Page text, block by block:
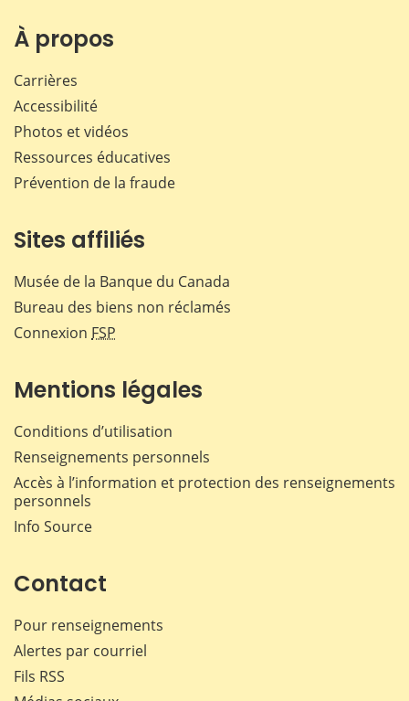
À propos
Carrières
Accessibilité
Photos et vidéos
Ressources éducatives
Prévention de la fraude
Sites affiliés
Musée de la Banque du Canada
Bureau des biens non réclamés
Connexion FSP
Mentions légales
Conditions d’utilisation
Renseignements personnels
Accès à l’information et protection des renseignements
personnels
Info Source
Contact
Pour renseignements
Alertes par courriel
Fils RSS